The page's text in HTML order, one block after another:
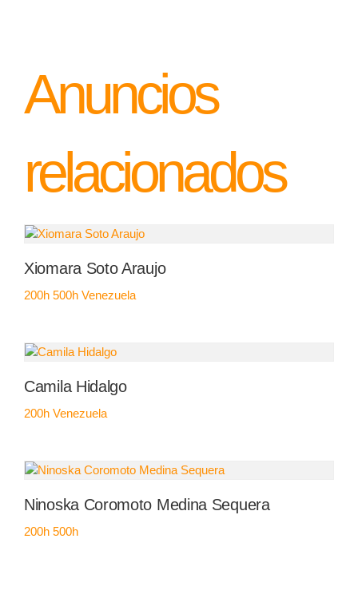
Anuncios
relacionados
Xiomara Soto Araujo
200h 500h Venezuela
Camila Hidalgo
200h Venezuela
Ninoska Coromoto Medina Sequera
200h 500h